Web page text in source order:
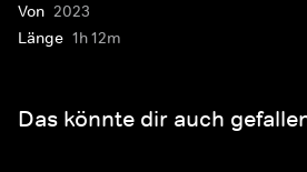
Von 2023
Länge 1h 12m
Das könnte dir auch